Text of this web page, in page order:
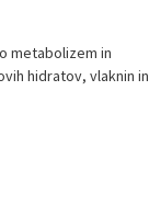
metabolizem in
hidratov, vlaknin in